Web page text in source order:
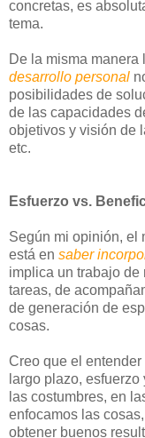
concretas, es
tema.
De la misma manera
desarrollo personal
posibilidades de
de las capacidades
objetivos y visión de
etc.
Esfuerzo vs.
Según mi opinión, el
está en saber
implica un trabajo
tareas, de
de generación de
cosas.
Creo que el
largo plazo,
las costumbres, en
enfocamos las
obtener buenos